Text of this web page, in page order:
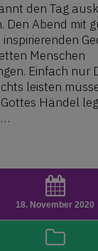
den Tag
Den Abend mit
inspirierenden
Menschen
Einfach nur
leisten
Händel
…
18. November 2020